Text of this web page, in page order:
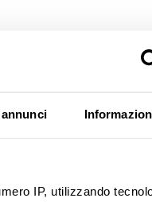
IP, utilizzando